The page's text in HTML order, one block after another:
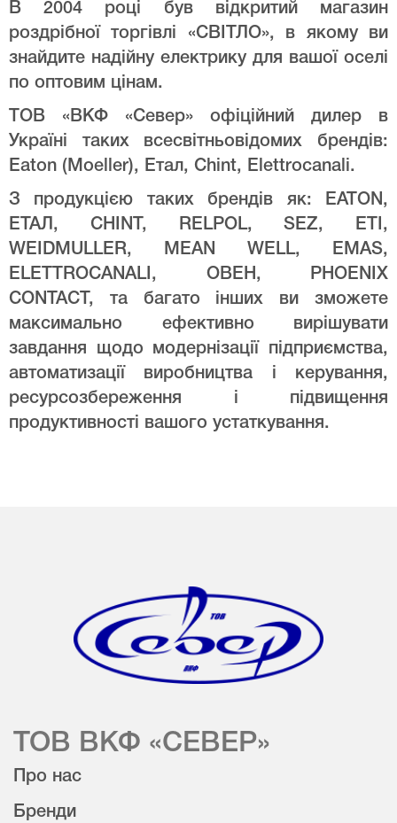
В 2004 році був відкритий магазин
роздрібної торгівлі «СВІТЛО», в якому ви
знайдите надійну електрику для вашої оселі
по оптовим цінам.
ТОВ «ВКФ «Север» офіційний дилер в
Україні таких всесвітньовідомих брендів:
Eaton (Moeller), Етал, Chint, Elettrocanali.
З продукцією таких брендів як: EATON,
ЕТАЛ, CHINT, RELPOL, SEZ, ETI,
WEIDMULLER, MEAN WELL, EMAS,
ELETTROCANALI, ОВЕН, PHOENIX
CONTACT, та багато інших ви зможете
максимально ефективно вирішувати
завдання щодо модернізації підприємства,
автоматизації виробництва і керування,
ресурсозбереження і підвищення
продуктивності вашого устаткування.
ТОВ ВКФ «СЕВЕР»
Про нас
Бренди